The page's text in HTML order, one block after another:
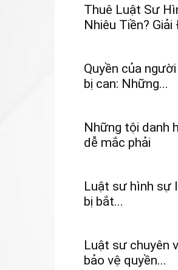
Thuê Luật Sư
Nhiêu Tiền? Giải
Quyền của
bị can: Những...
Những tội danh
dễ mắc phải
Luật sư hình sự
bị bắt...
Luật sư chuyên
bảo vệ quyền...